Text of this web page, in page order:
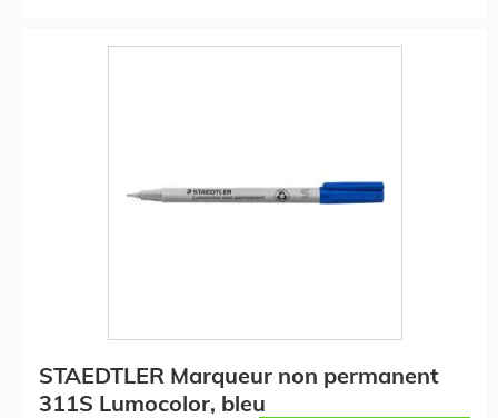
STAEDTLER Marqueur non permanent
311S Lumocolor, bleu